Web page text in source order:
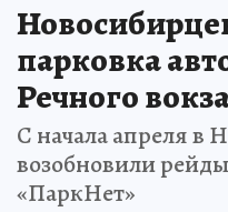
парковка
Речного
С начала апреля в
возобновили
«ПаркНет»